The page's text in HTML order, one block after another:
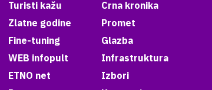
Turisti kažu
Zlatne godine
Fine-tuning
WEB infopult
ETNO net
Crna kronika
Promet
Glazba
Infrastruktura
Izbori